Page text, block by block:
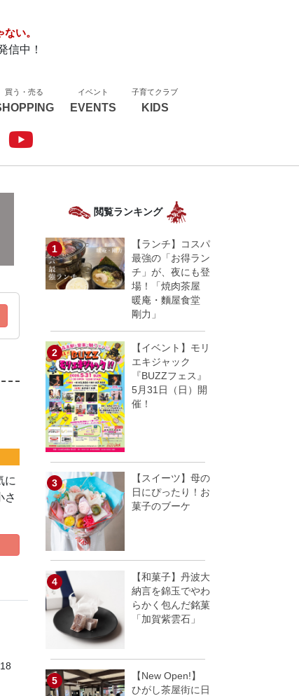
い。
信中！
買う・売る イベント
EVENTS
子育てクラブ
KIDS
に
さ
閲覧ランキング
【ランチ】コスパ
最強の「お得ラン
チ」が、夜にも登
場！「焼肉茶屋
暖庵・麵屋食堂
剛力」
【イベント】モリ
エキジャック
『BUZZフェス』
5月31日（日）開
催！
【スイーツ】母の
日にぴったり！お
菓子のブーケ
【和菓子】丹波大
納言を錦玉でやわ
らかく包んだ銘菓
「加賀紫雲石」
【New Open!】
ひがし茶屋街に日